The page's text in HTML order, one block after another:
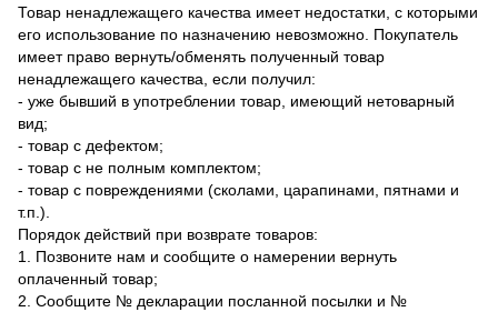
Товар ненадлежащего качества имеет недостатки, с которыми
его использование по назначению невозможно. Покупатель
имеет право вернуть/обменять полученный товар
ненадлежащего качества, если получил:
- уже бывший в употреблении товар, имеющий нетоварный
вид;
- товар с дефектом;
- товар с не полным комплектом;
- товар с повреждениями (сколами, царапинами, пятнами и
т.п.).
Порядок действий при возврате товаров:
1. Позвоните нам и сообщите о намерении вернуть
оплаченный товар;
2. Сообщите № декларации посланной посылки и №